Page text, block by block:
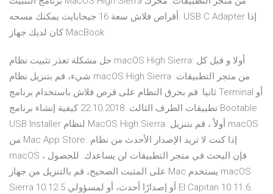
أقراص فلاش سعة 16 جيجابايت يمكنك مسحه. USB C Adapter إذا
كان لديك جهاز MacBook
حل مشكلة تعذر تثبيت نظام macOS High Sierra: أولا و قبل كل
شيء، قم بتنزيل نظام macOS High Sierra من متجر التطبيقات.
ثانيا: قم بحرق النظام على قرص فلاش باستخدام برنامج Terminal أو
تطبيقات الطرف الثالث. 22.10.2018 كيفية إنشاء برنامج Bootable
USB Installer لنظام MacOS High Sierra. أولاً ، قم بتنزيل macOS
من Mac App Store. إذا كنت لا تريد الإصدار الأحدث من نظام
macOS ، فإن البحث في متجر التطبيقات لن يساعدك. للحصول
على المثبت الصحيح، قم بالتنزيل من جهاز Mac يستخدم macOS
Sierra 10.12.5 أو إصدارًا أحدث، أو لمسؤولي El Capitan 10.11.6.